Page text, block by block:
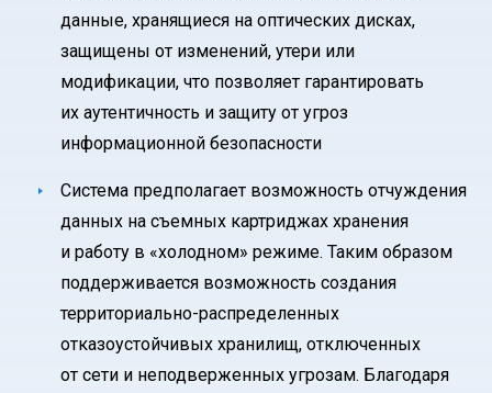
данные, хранящиеся на оптических дисках,
защищены от изменений, утери или
модификации, что позволяет гарантировать
их аутентичность и защиту от угроз
информационной безопасности
Система предполагает возможность отчуждения
данных на съемных картриджах хранения
и работу в «холодном» режиме. Таким образом
поддерживается возможность создания
территориально-распределенных
отказоустойчивых хранилищ, отключенных
от сети и неподверженных угрозам. Благодаря